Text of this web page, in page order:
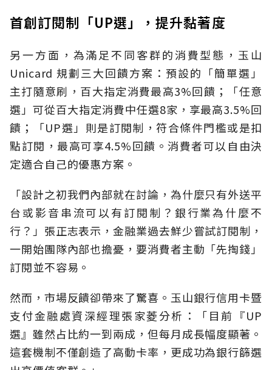
首創訂閱制「UP選」，提升黏著度
另一方面，為滿足不同客群的消費型態，玉山
Unicard 規劃三大回饋方案：預設的「簡單選」
主打隨意刷，百大指定消費最高3%回饋；「任意
選」可從百大指定消費中任選8家，享最高3.5%回
饋；「UP選」則是訂閱制，符合條件門檻或是扣
點訂閱，最高可享4.5%回饋。消費者可以自由決
定適合自己的優惠方案。
「設計之初我們內部就在討論，為什麼只有外送平
台或影音串流可以有訂閱制？銀行業為什麼不
行？」張正志表示，金融業過去鮮少嘗試訂閱制，
一開始團隊內部也擔憂，要消費者主動「先掏錢」
訂閱並不容易。
然而，市場反饋卻帶來了驚喜。玉山銀行信用卡暨
支付金融處資深經理張家菱分析：「目前『UP
選』雖然占比約一到兩成，但每月成長幅度顯著。
這套機制不僅創造了高動卡率，更成功為銀行篩選